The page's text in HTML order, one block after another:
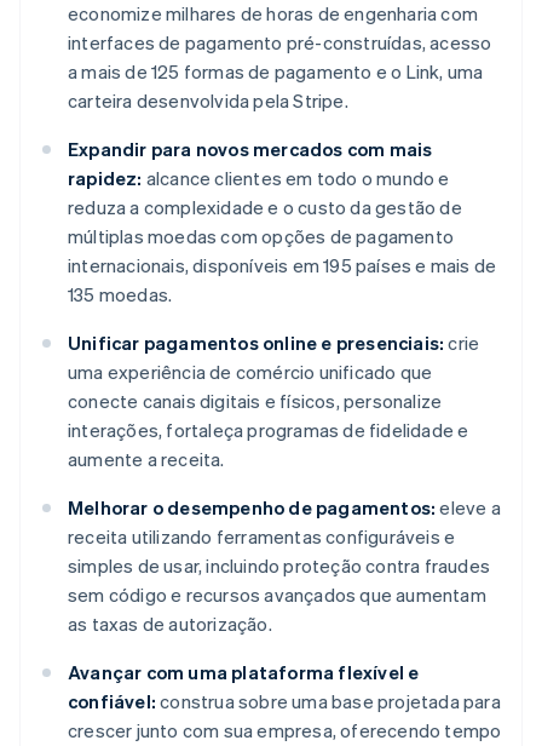
economize milhares de horas de engenharia com
interfaces de pagamento pré-construídas, acesso
a mais de 125 formas de pagamento e o Link, uma
carteira desenvolvida pela Stripe.
Expandir para novos mercados com mais
rapidez: alcance clientes em todo o mundo e
reduza a complexidade e o custo da gestão de
múltiplas moedas com opções de pagamento
internacionais, disponíveis em 195 países e mais de
135 moedas.
Unificar pagamentos online e presenciais: crie
uma experiência de comércio unificado que
conecte canais digitais e físicos, personalize
interações, fortaleça programas de fidelidade e
aumente a receita.
Melhorar o desempenho de pagamentos: eleve a
receita utilizando ferramentas configuráveis e
simples de usar, incluindo proteção contra fraudes
sem código e recursos avançados que aumentam
as taxas de autorização.
Avançar com uma plataforma flexível e
confiável: construa sobre uma base projetada para
crescer junto com sua empresa, oferecendo tempo